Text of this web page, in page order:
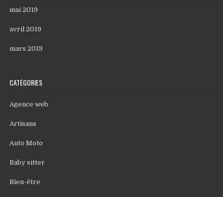
mai 2019
avril 2019
mars 2019
CATÉGORIES
Agence web
Artisans
Auto Moto
Baby sitter
Bien-être